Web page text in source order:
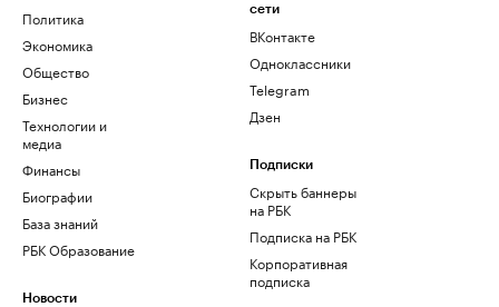
Политика
Экономика
Общество
Бизнес
Технологии и
медиа
Финансы
Биографии
База знаний
РБК Образование
Новости
сети
ВКонтакте
Одноклассники
Telegram
Дзен
Подписки
Скрыть баннеры
на РБК
Подписка на РБК
Корпоративная
подписка